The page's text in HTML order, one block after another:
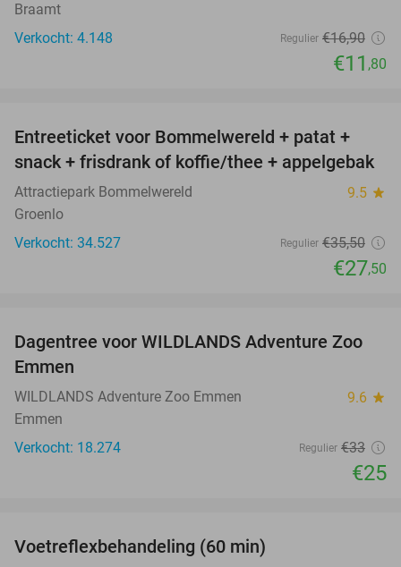
Braamt
Verkocht: 4.148
Regulier €16,90
€11 ,80
23%
Entreeticket voor Bommelwereld + patat +
snack + frisdrank of koffie/thee + appelgebak
Attractiepark Bommelwereld 9.5 star
Groenlo
Verkocht: 34.527
Regulier €35,50
€27,50
24%
Dagentree voor WILDLANDS Adventure Zoo
Emmen
WILDLANDS Adventure Zoo Emmen 9.6 star
Emmen
Verkocht: 18.274
Regulier €33
€25
Voetreflexbehandeling (60 min)